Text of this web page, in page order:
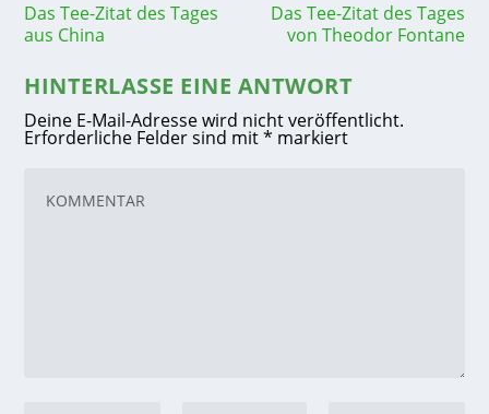
Das Tee-Zitat des Tages
aus China
Das Tee-Zitat des Tages
von Theodor Fontane
HINTERLASSE EINE ANTWORT
Deine E-Mail-Adresse wird nicht veröffentlicht.
Erforderliche Felder sind mit* markiert